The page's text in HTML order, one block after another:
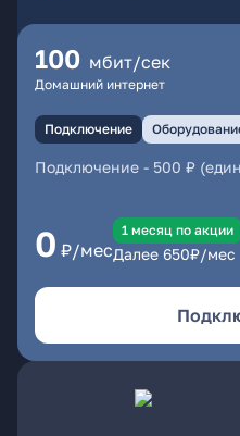
100 мбит/сек
Домашний интернет
Подключение
Подключение - 500 ₽
0 ₽/мес
1 месяц по акции
Далее 650₽/мес